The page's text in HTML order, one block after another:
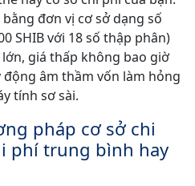
đơn vị cơ sở dạng số
SHIB với 18 số thập phân)
giá thấp không bao giờ
âm thầm vốn làm hỏng
tính sơ sài.
pháp cơ sở chi
phí trung bình hay